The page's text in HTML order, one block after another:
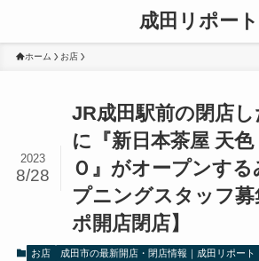
成田リポート
ホーム お店
JR成田駅前の閉店し
に『新日本茶屋 天色
Ｏ』がオープンす
プニングスタッフ募
ポ開店閉店】
2023
8/28
お店 成田市の最新開店・閉店情報｜成田リポート